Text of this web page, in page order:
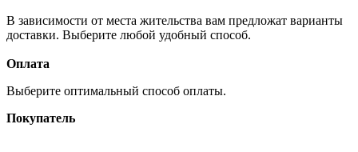
В зависимости от места жительства вам предложат варианты
доставки. Выберите любой удобный способ.
Оплата
Выберите оптимальный способ оплаты.
Покупатель